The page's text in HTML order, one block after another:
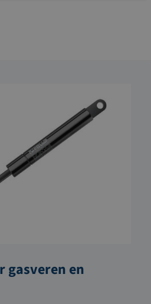
gasveren en